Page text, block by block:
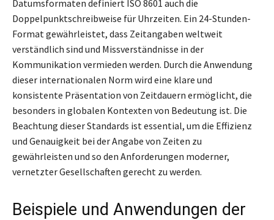
Datumsformaten definiert ISO 8601 auch die
Doppelpunktschreibweise für Uhrzeiten. Ein 24-Stunden-
Format gewährleistet, dass Zeitangaben weltweit
verständlich sind und Missverständnisse in der
Kommunikation vermieden werden. Durch die Anwendung
dieser internationalen Norm wird eine klare und
konsistente Präsentation von Zeitdauern ermöglicht, die
besonders in globalen Kontexten von Bedeutung ist. Die
Beachtung dieser Standards ist essential, um die Effizienz
und Genauigkeit bei der Angabe von Zeiten zu
gewährleisten und so den Anforderungen moderner,
vernetzter Gesellschaften gerecht zu werden.
Beispiele und Anwendungen der